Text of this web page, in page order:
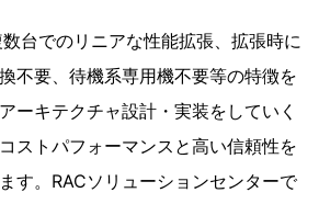
台でのリニアな性能拡張、拡張時に
不要、待機系専用機不要等の特徴を
ーキテクチャ設計・実装をしていく
ストパフォーマンスと高い信頼性を
す。RACソリューションセンターで